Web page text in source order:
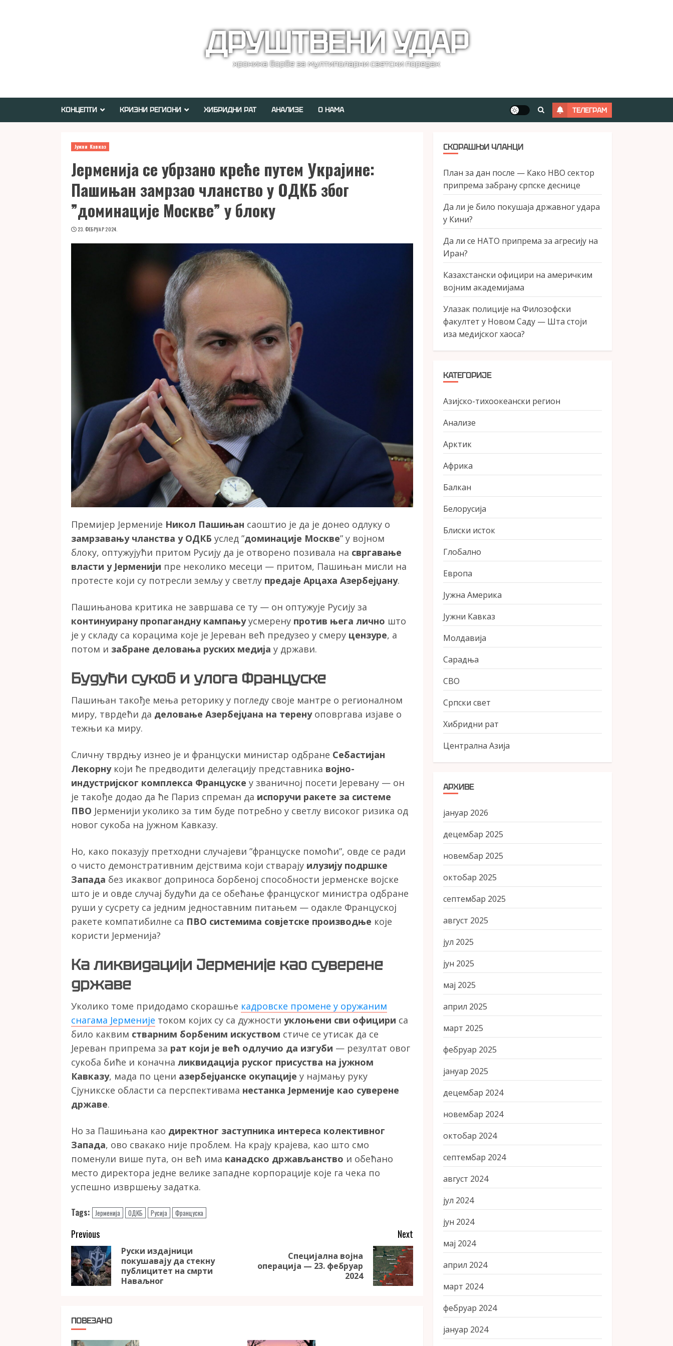
ДРУШТВЕНИ УДАР
хроника борбе за мултиполарни светски поредак
КОНЦЕПТИ КРИЗНИ РЕГИОНИ ХИБРИДНИ РАТ АНАЛИЗЕ О НАМА ТЕЛЕГРАМ
Јужни Кавказ
Јерменија се убрзано креће путем Украјине:
Пашињан замрзао чланство у ОДКБ због
”доминације Москве” у блоку
23. ФЕБРУАР 2024.
Премијер Јерменије Никол Пашињан саоштио је да је донео одлуку о
замрзавању чланства у ОДКБ услед ”доминације Москве” у војном
блоку, оптужујући притом Русију да је отворено позивала на свргавање
власти у Јерменији пре неколико месеци — притом, Пашињан мисли на
протесте који су потресли земљу у светлу предаје Арцаха Азербејџану.
Пашињанова критика не завршава се ту — он оптужује Русију за
континуирану пропагандну кампањуусмерену против њега лично што
је у складу са корацима које је Јереван већ предузео у смеру цензуре, а
потом и забране деловања руских медија у држави.
Будући сукоб и улога Француске
Пашињан такође мења реторику у погледу своје мантре о регионалном
миру, тврдећи да деловање Азербејџана на теренуоповргава изјаве о
тежњи ка миру.
Сличну тврдњу изнео је и француски министар одбране Себастијан
Лекорнукоји ће предводити делегацију представника војно-
индустријског комплекса Француске у званичној посети Јеревану — он
је такође додао да ће Париз спреман да испоручи ракете за системе
ПВО Јерменији уколико за тим буде потребно у светлу високог ризика од
новог сукоба на јужном Кавказу.
Но, како показују претходни случајеви ”француске помоћи”, овде се ради
о чисто демонстративним дејствима који стварају илузију подршке
Запада без икаквог доприноса борбеној способности јерменске војске
што је и овде случај будући да се обећање француског министра одбране
руши у сусрету са једним једноставним питањем — одакле Француској
ракете компатибилне са ПВО системима совјетске производње које
користи Јерменија?
Ка ликвидацији Јерменије као суверене
државе
Уколико томе придодамо скорашње кадровске промене у оружаним
снагама Јерменије током којих су са дужности уклоњени сви официри са
било каквим стварним борбеним искуством стиче се утисак да се
Јереван припрема за рат који је већ одлучио да изгуби — резултат овог
сукоба биће и коначна ликвидација руског присуства на јужном
Кавказу, мада по цени азербејџанске окупације у најмању руку
Сјуникске области са перспективама нестанка Јерменије као суверене
државе.
Но за Пашињана као директног заступника интереса колективног
Запада, ово свакако није проблем. На крају крајева, као што смо
поменули више пута, он већ има канадско држављанство и обећано
место директора једне велике западне корпорације које га чека по
успешно извршењу задатка.
Tags: Јерменија ОДКБ Русија Француска
Continue
Reading
Previous
Previous
Руски издајници
покушавају да стекну
публицитет на смрти
Наваљног
Next
Next
Специјална војна
операција — 23. фебруар
2024
ПОВЕЗАНО
СКОРАШЊИ ЧЛАНЦИ
План за дан после — Како НВО сектор
припрема забрану српске деснице
Да ли је било покушаја државног удара
у Кини?
Да ли се НАТО припрема за агресију на
Иран?
Казахстански официри на америчким
војним академијама
Улазак полиције на Филозофски
факултет у Новом Саду — Шта стоји
иза медијског хаоса?
КАТЕГОРИЈЕ
Азијско-тихоокеански регион
Анализе
Арктик
Африка
Балкан
Белорусија
Блиски исток
Глобално
Европа
Јужна Америка
Јужни Кавказ
Молдавија
Сарадња
СВО
Српски свет
Хибридни рат
Централна Азија
АРХИВЕ
јануар 2026
децембар 2025
новембар 2025
октобар 2025
септембар 2025
август 2025
јул 2025
јун 2025
мај 2025
април 2025
март 2025
фебруар 2025
јануар 2025
децембар 2024
новембар 2024
октобар 2024
септембар 2024
август 2024
јул 2024
јун 2024
мај 2024
април 2024
март 2024
фебруар 2024
јануар 2024